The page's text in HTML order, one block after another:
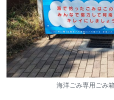
海洋ごみ専用ごみ